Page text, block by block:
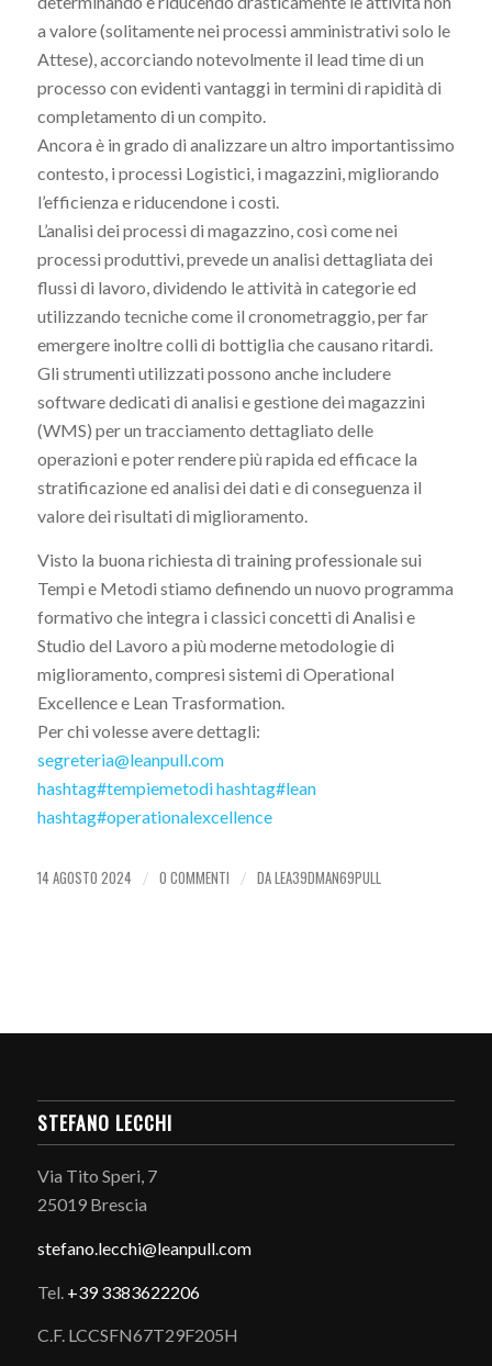
a valore (solitamente nei processi amministrativi solo le
Attese), accorciando notevolmente il lead time di un
processo con evidenti vantaggi in termini di rapidità di
completamento di un compito.
Ancora è in grado di analizzare un altro importantissimo
contesto, i processi Logistici, i magazzini, migliorando
l’efficienza e riducendone i costi.
L’analisi dei processi di magazzino, così come nei
processi produttivi, prevede un analisi dettagliata dei
flussi di lavoro, dividendo le attività in categorie ed
utilizzando tecniche come il cronometraggio, per far
emergere inoltre colli di bottiglia che causano ritardi.
Gli strumenti utilizzati possono anche includere
software dedicati di analisi e gestione dei magazzini
(WMS) per un tracciamento dettagliato delle
operazioni e poter rendere più rapida ed efficace la
stratificazione ed analisi dei dati e di conseguenza il
valore dei risultati di miglioramento.
Visto la buona richiesta di training professionale sui
Tempi e Metodi stiamo definendo un nuovo programma
formativo che integra i classici concetti di Analisi e
Studio del Lavoro a più moderne metodologie di
miglioramento, compresi sistemi di Operational
Excellence e Lean Trasformation.
Per chi volesse avere dettagli:
segreteria@leanpull.com
hashtag#tempiemetodihashtag#lean
hashtag#operationalexcellence
14 AGOSTO 2024 / 0 COMMENTI / DALEA39DMAN69PULL
STEFANO LECCHI
Via Tito Speri, 7
25019 Brescia
stefano.lecchi@leanpull.com
Tel. +39 3383622206
C.F. LCCSFN67T29F205H